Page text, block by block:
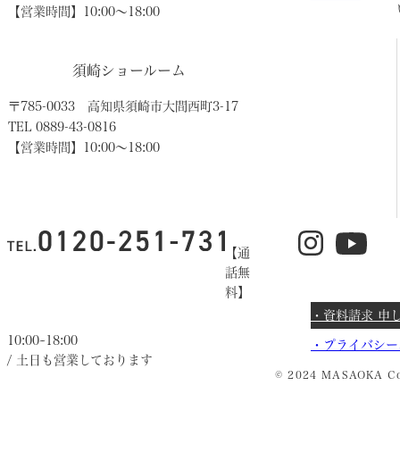
【営業時間】10:00〜18:00
須崎ショールーム
〒785-0033 高知県須崎市大間西町3-17
TEL 0889-43-0816
【営業時間】10:00〜18:00
【通
話無
料】
10:00~18:00
/ 土日も営業しております
・資料請求 申
・ プライバシ
© 2024 MASAOKA